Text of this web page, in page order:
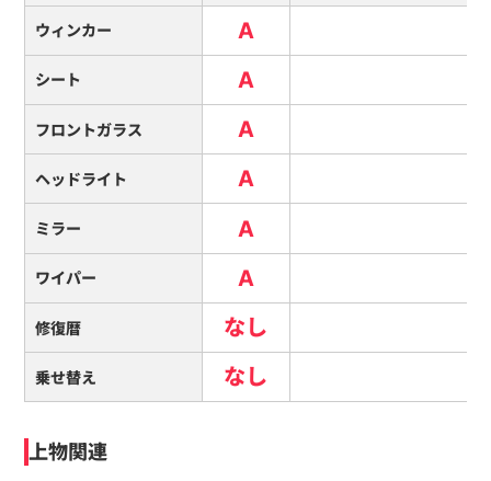
ウィンカー A
シート A
フロントガラス A
ヘッドライト A
ミラー A
ワイパー A
修復暦 なし
乗せ替え なし
上物関連